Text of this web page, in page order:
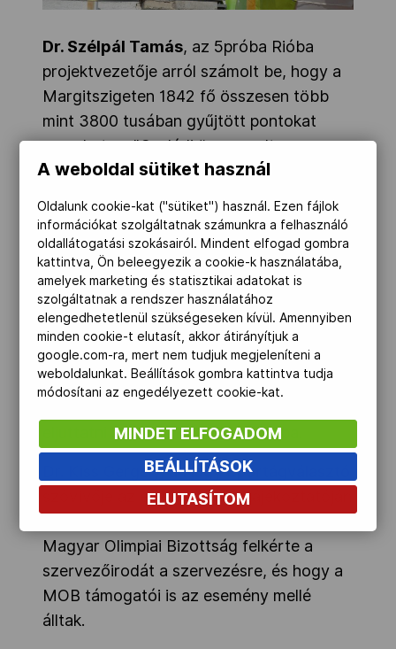
Dr. Szélpál Tamás, az 5próba Rióba
projektvezetője arról számolt be, hogy a
Margitszigeten 1842 fő összesen több
mint 3800 tusában gyűjtött pontokat
szombaton. "Családi ünnep volt ez a nap,
méltó zárása a sorozatnak. Kiváló volt a
komplett családok, élsportolók és
amatőrök is próbáztak. Szép idő volt, az
eső is csak a végén érkezett meg. A
legtöbben a futást választották, előtte
Pulay Szilvia aerobikossal lehetett
közösen bemelegíteni."
A résztvevők aláírtak egy hatalmas
eljuttatni az olimpikonokhoz, Rióba.
Dr. Kiss Gergely, a Nagy Sportágválasztó
szóvivője az esemény sajtótájékoztatóján
Magyar Olimpiai Bizottság felkérte a
szervezőirodát a szervezésre, és hogy a
MOB támogatói is az esemény mellé
álltak.
A weboldal sütiket használ
Oldalunk cookie-kat ("sütiket") használ. Ezen fájlok
információkat szolgáltatnak számunkra a felhasználó
oldallátogatási szokásairól. Mindent elfogad gombra
kattintva, Ön beleegyezik a cookie-k használatába,
amelyek marketing és statisztikai adatokat is
szolgáltatnak a rendszer használatához
elengedhetetlenül szükségeseken kívül. Amennyiben
minden cookie-t elutasít, akkor átirányítjuk a
google.com-ra, mert nem tudjuk megjeleníteni a
weboldalunkat. Beállítások gombra kattintva tudja
módosítani az engedélyezett cookie-kat.
MINDET ELFOGADOM
BEÁLLÍTÁSOK
ELUTASÍTOM